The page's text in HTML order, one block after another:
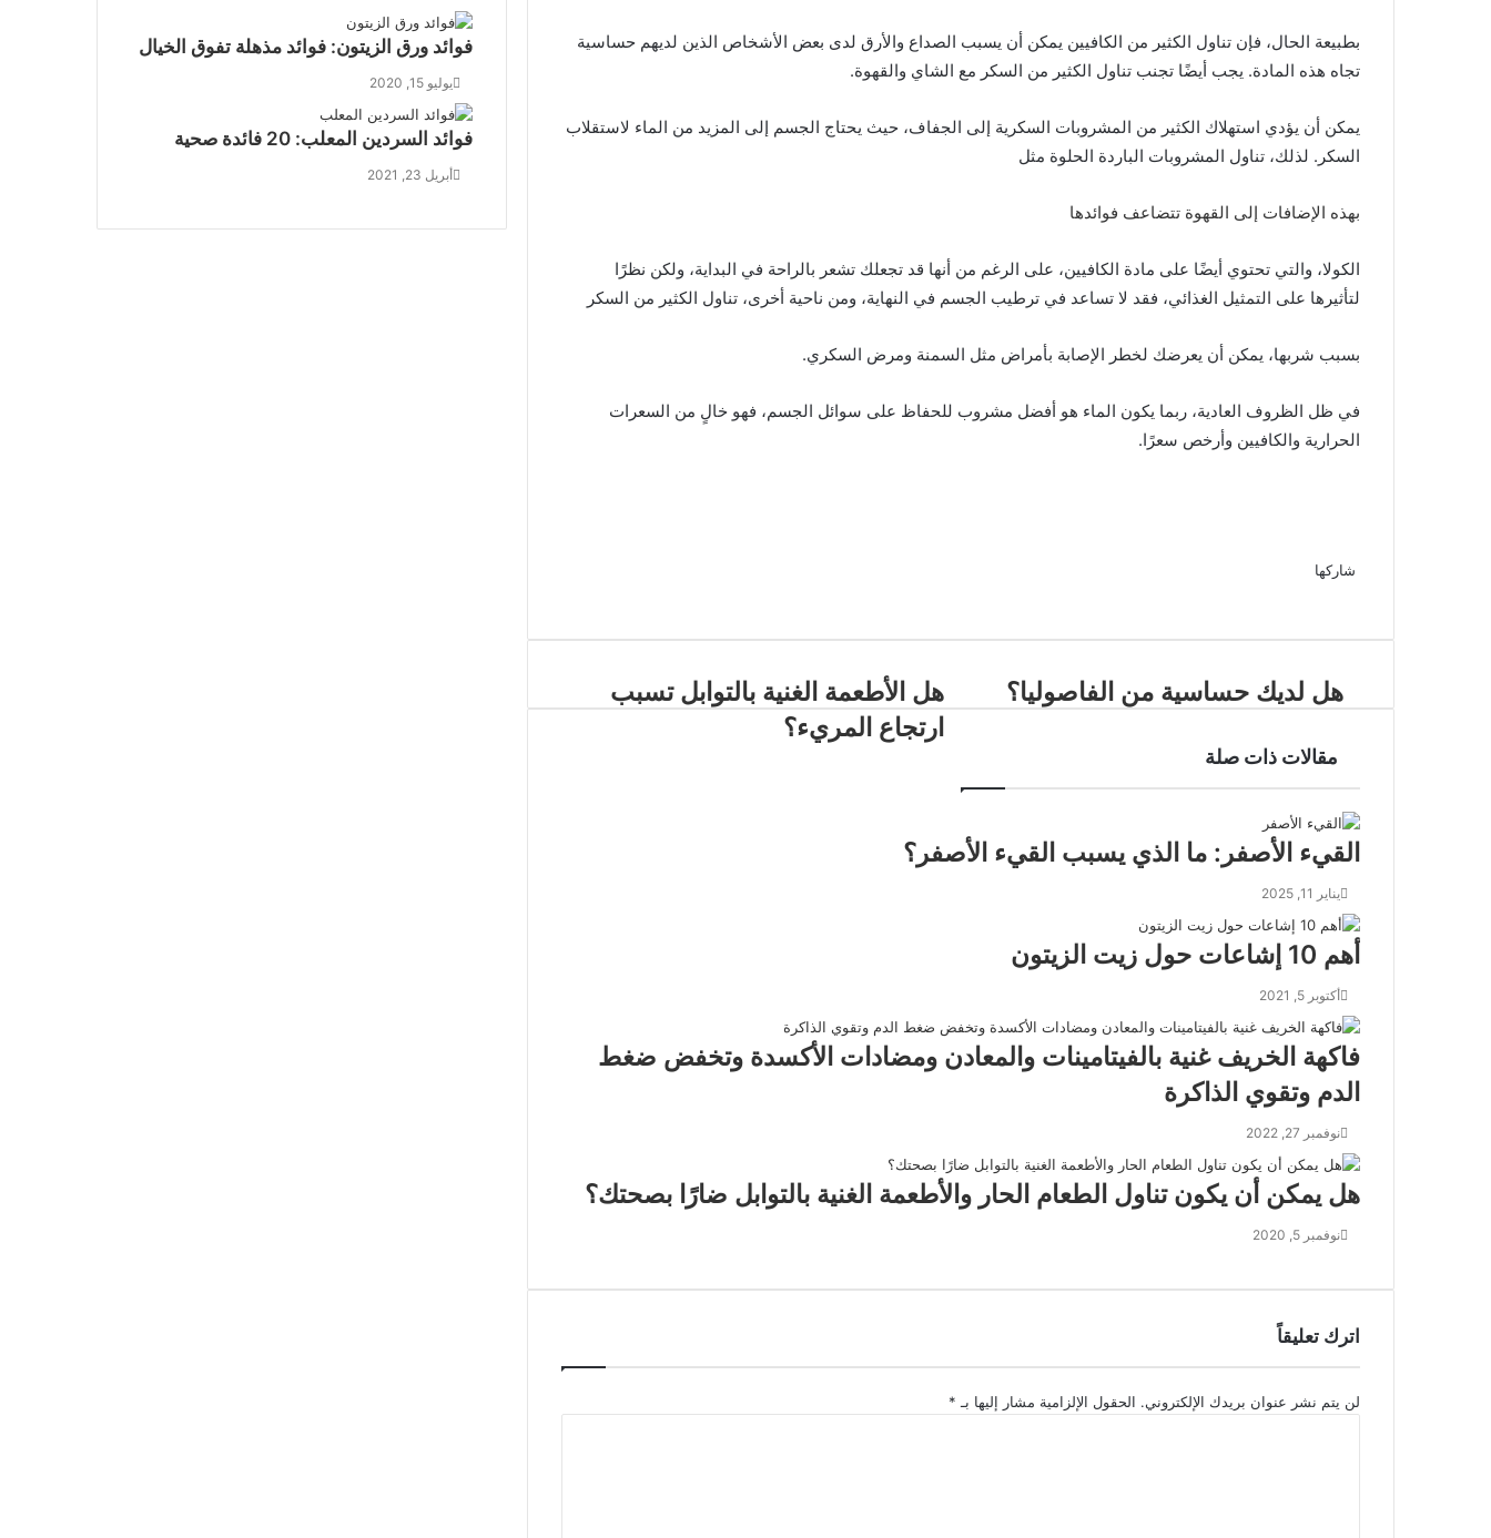
بطبيعة الحال، فإن تناول الكثير من الكافيين يمكن أن يسبب الصداع والأرق لدى بعض الأشخاص الذين لديهم حساسية
تجاه هذه المادة. يجب أيضًا تجنب تناول الكثير من السكر مع الشاي والقهوة.
يمكن أن يؤدي استهلاك الكثير من المشروبات السكرية إلى الجفاف، حيث يحتاج الجسم إلى المزيد من الماء لاستقلاب
السكر. لذلك، تناول المشروبات الباردة الحلوة مثل
بهذه الإضافات إلى القهوة تتضاعف فوائدها
الكولا، والتي تحتوي أيضًا على مادة الكافيين، على الرغم من أنها قد تجعلك تشعر بالراحة في البداية، ولكن نظرًا
لتأثيرها على التمثيل الغذائي، فقد لا تساعد في ترطيب الجسم في النهاية، ومن ناحية أخرى، تناول الكثير من السكر
بسبب شربها، يمكن أن يعرضك لخطر الإصابة بأمراض مثل السمنة ومرض السكري.
في ظل الظروف العادية، ربما يكون الماء هو أفضل مشروب للحفاظ على سوائل الجسم، فهو خالٍ من السعرات
الحرارية والكافيين وأرخص سعرًا.
شاركها
هل الأطعمة الغنية بالتوابل تسبب
ارتجاع المريء؟
هل لديك حساسية من الفاصوليا؟
مقالات ذات صلة
القيء الأصفر: ما الذي يسبب القيء الأصفر؟
يناير 11, 2025
أهم 10 إشاعات حول زيت الزيتون
أكتوبر 5, 2021
فاكهة الخريف غنية بالفيتامينات والمعادن ومضادات الأكسدة وتخفض ضغط
الدم وتقوي الذاكرة
نوفمبر 27, 2022
هل يمكن أن يكون تناول الطعام الحار والأطعمة الغنية بالتوابل ضارًا بصحتك؟
نوفمبر 5, 2020
اترك تعليقاً
لن يتم نشر عنوان بريدك الإلكتروني. الحقول الإلزامية مشار إليها بـ *
فوائد ورق الزيتون: فوائد مذهلة تفوق الخيال
يوليو 15, 2020
فوائد السردين المعلب: 20 فائدة صحية
أبريل 23, 2021